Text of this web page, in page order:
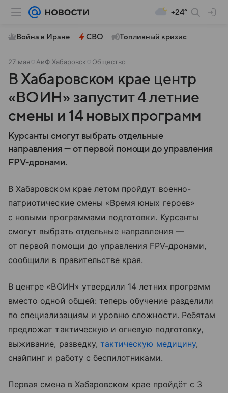
+24°
Война в Иране СВО Топливный кризис
27 мая АиФ Хабаровск Общество
В Хабаровском крае центр
«ВОИН» запустит 4 летние
смены и 14 новых программ
Курсанты смогут выбрать отдельные
направления — от первой помощи до управления
FPV-дронами.
В Хабаровском крае летом пройдут военно-
патриотические смены «Время юных героев»
с новыми программами подготовки. Курсанты
смогут выбрать отдельные направления —
от первой помощи до управления FPV-дронами,
сообщили в правительстве края.
В центре «ВОИН» утвердили 14 летних программ
вместо одной общей: теперь обучение разделили
по специализациям и уровню сложности. Ребятам
предложат тактическую и огневую подготовку,
выживание, разведку,тактическую медицину,
снайпинг и работу с беспилотниками.
Первая смена в Хабаровском крае пройдёт с 3